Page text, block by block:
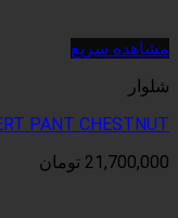
BURTON COVERT